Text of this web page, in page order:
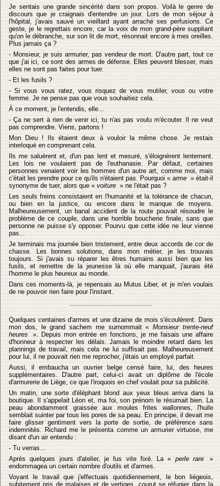
Je sentais une grande sincérité dans son propos. Voilà le genre de
discours que je craignais d'entendre un jour. Lors de mon séjour à
l'hôpital, j'avais sauvé un vieillard ayant arraché ses perfusions. Ce
geste, je le regrettais encore, car la voix de mon grand-père suppliant
qu'on le débranche, sur son lit de mort, résonnait encore à mes oreilles.
Plus jamais ça ?
- Monsieur, je suis armurier, pas vendeur de mort. D'autre part, tout ce
que j'ai ici, ce sont des armes de défense. Elles peuvent blesser, mais
elles ne sont pas faites pour tuer.
- Et les fusils ?
- Si vous vous ratez, vous risquez de vous mutiler, vous ou votre
femme. Je ne pense pas que vous souhaitiez cela.
À ce moment, je l'entendis, elle...
- Ça ne sert à rien de venir ici, tu n'as pas voulu m'écouter. Il ne veut
pas comprendre. Viens, partons !
Mon Dieu ! Ils étaient deux à vouloir la même chose. Je restais
interloqué en comprenant cela.
Ils me saluèrent et, d'un pas lent et mesuré, s'éloignèrent lentement.
Les lois ne voulaient pas de l'euthanasie. Par défaut, certaines
personnes venaient voir les hommes d'un autre art, comme moi, mais
c'était les prendre pour ce qu'ils n'étaient pas. Pourquoi « arme » était-il
synonyme de tuer, alors que « voiture » ne l'était pas ?
Les seuls freins consistaient en l'humanité et la tolérance de chacun,
ou bien en la justice, ou encore dans le manque de moyens.
Malheureusement, un banal accident de la route pouvait résoudre le
problème de ce couple, dans une horrible boucherie finale, sans que
personne ne puisse s'y opposer. Pourvu que cette idée ne leur vienne
pas...
Je terminais ma journée bien tristement, entre deux accords de cor de
chasse. Les bonnes solutions, dans mon métier, je les trouvais
toujours. Si j'avais su réparer les êtres humains aussi bien que les
fusils, et remettre de la jeunesse là où elle manquait, j'aurais été
l'homme le plus heureux au monde.
Dans ces moments-là, je repensais au Mutus Liber, et je m'en voulais
de ne pouvoir rien faire pour l'instant.
Quelques centaines d'armes et une dizaine de mois s'écoulèrent. Dans
mon dos, le grand sachem me surnommait «Monsieur trente-neuf
heures
». Depuis mon entrée en fonctions, je me faisais une affaire
d'honneur à respecter les délais. Jamais le moindre retard dans les
plannings de travail, mais cela ne lui suffisait pas. Malheureusement
pour lui, il ne pouvait rien me reprocher, j'étais un employé parfait.
Aussi, il embaucha un ouvrier belge censé faire, lui, des heures
supplémentaires. D'autre part, celui-ci avait un diplôme de l'école
d'armurerie de Liège, ce que l'iroquois en chef voulait pour sa publicité.
Un matin, une sorte d'éléphant blond aux yeux bleus arriva dans la
boutique. Il s'appelait Léon et, ma foi, son prénom le résumait bien. La
peau abondamment graissée aux moules frites wallonnes, l'huile
semblait suinter par tous les pores de sa peau. En principe, il devait me
faire glisser gentiment vers la porte de sortie, de préférence sans
indemnités. Richard me le présenta comme un armurier virtuose, me
disant d'un air entendu :
- Tu verras...
Après quelques jours d'atelier, je fus vite fixé. La « perle rare
»
endommagea un certain nombre d'outils et d'armes.
Voyant le travail que j'effectuais quotidiennement, le bon liégeois,
subitement pris de malaises et de vertiges, courut se réfugier dans la